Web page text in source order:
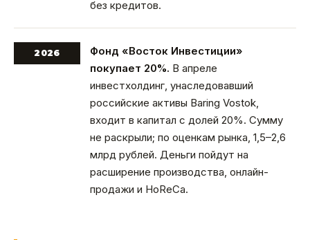
без кредитов.
2026
Фонд «Восток Инвестиции»
покупает 20%. В апреле
инвестхолдинг, унаследовавший
российские активы Baring Vostok,
входит в капитал с долей 20%. Сумму
не раскрыли; по оценкам рынка, 1,5–2,6
млрд рублей. Деньги пойдут на
расширение производства, онлайн-
продажи и HoReCa.